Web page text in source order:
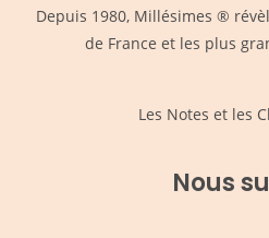
Depuis 1980, Millésimes ®
de France et les plus
Les Notes et les
Nous